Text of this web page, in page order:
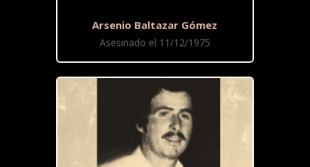
Arsenio Baltazar Gómez
Asesinado el 11/12/1975